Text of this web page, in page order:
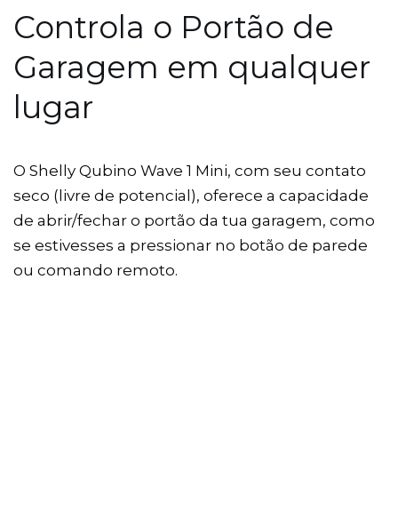
Controla o Portão de
Garagem em qualquer
lugar
O Shelly Qubino Wave 1 Mini, com seu contato
seco (livre de potencial), oferece a capacidade
de abrir/fechar o portão da tua garagem, como
se estivesses a pressionar no botão de parede
ou comando remoto.